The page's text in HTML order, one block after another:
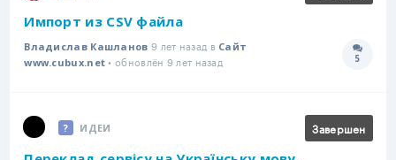
Импорт из CSV файла
Владислав Кашланов 9 лет назад в Сайт
www.cubux.net • обновлён 9 лет назад 5
ИДЕИ Завершен